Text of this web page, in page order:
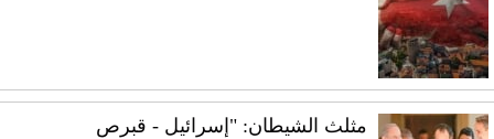
مثلث الشيطان: "إسرائيل - قبرص